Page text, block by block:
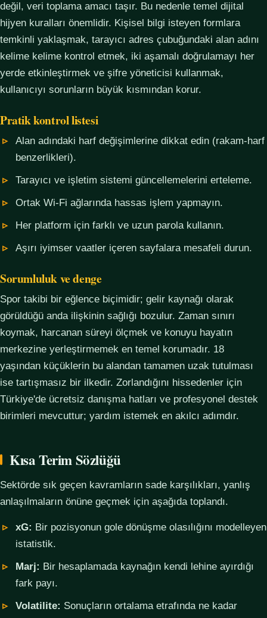
değil, veri toplama amacı taşır. Bu nedenle temel dijital
hijyen kuralları önemlidir. Kişisel bilgi isteyen formlara
temkinli yaklaşmak, tarayıcı adres çubuğundaki alan adını
kelime kelime kontrol etmek, iki aşamalı doğrulamayı her
yerde etkinleştirmek ve şifre yöneticisi kullanmak,
kullanıcıyı sorunların büyük kısmından korur.
Pratik kontrol listesi
Alan adındaki harf değişimlerine dikkat edin (rakam-harf
benzerlikleri).
Tarayıcı ve işletim sistemi güncellemelerini erteleme.
Ortak Wi-Fi ağlarında hassas işlem yapmayın.
Her platform için farklı ve uzun parola kullanın.
Aşırı iyimser vaatler içeren sayfalara mesafeli durun.
Sorumluluk ve denge
Spor takibi bir eğlence biçimidir; gelir kaynağı olarak
görüldüğü anda ilişkinin sağlığı bozulur. Zaman sınırı
koymak, harcanan süreyi ölçmek ve konuyu hayatın
merkezine yerleştirmemek en temel korumadır. 18
yaşından küçüklerin bu alandan tamamen uzak tutulması
ise tartışmasız bir ilkedir. Zorlandığını hissedenler için
Türkiye'de ücretsiz danışma hatları ve profesyonel destek
birimleri mevcuttur; yardım istemek en akılcı adımdır.
Kısa Terim Sözlüğü
Sektörde sık geçen kavramların sade karşılıkları, yanlış
anlaşılmaların önüne geçmek için aşağıda toplandı.
xG: Bir pozisyonun gole dönüşme olasılığını modelleyen
istatistik.
Marj: Bir hesaplamada kaynağın kendi lehine ayırdığı
fark payı.
Volatilite: Sonuçların ortalama etrafında ne kadar